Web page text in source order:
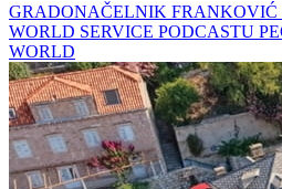
GRADONAČELNIK FRANKOVIĆ
WORLD SERVICE PODCASTU
WORLD